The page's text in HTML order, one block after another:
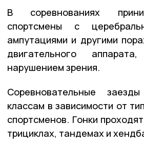
В соревнованиях
спортсмены с
ампутациями и другими
двигательного
нарушением зрения.
Соревновательные
классам в зависимости от
спортсменов. Гонки
трициклах, тандемах и